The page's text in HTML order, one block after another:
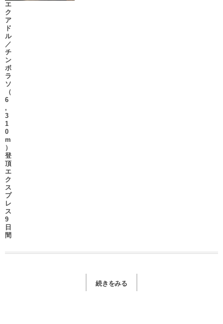
エ
ク
ア
ド
ル
／
チ
ン
ボ
ラ
ソ
（
6
,
3
1
0
m
）
登
頂
エ
ク
ス
プ
レ
ス
9
日
間
続きをみる